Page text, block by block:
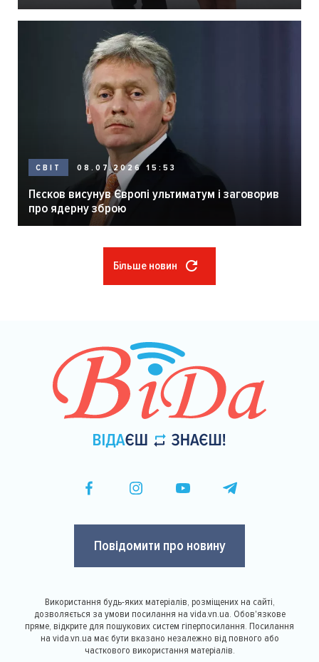
СВІТ 08.07.2026 15:53
Пєсков висунув Європі ультиматум і заговорив
про ядерну зброю
Більше новин
Повідомити про новину
Використання будь-яких матеріалів, розміщених на сайті,
дозволяється за умови посилання на vida.vn.ua. Обов'язкове
пряме, відкрите для пошукових систем гіперпосилання. Посилання
на vida.vn.ua має бути вказано незалежно від повного або
часткового використання матеріалів.